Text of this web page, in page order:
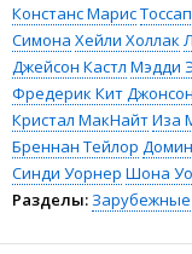
Констанс Марис
Симона Хейли Холлак
Джейсон Кастл Мэдди
Фредерик Кит Джонсон
Кристал МакНайтИза
Бреннан Тейлор
Синди Уорнер Шона
Разделы: